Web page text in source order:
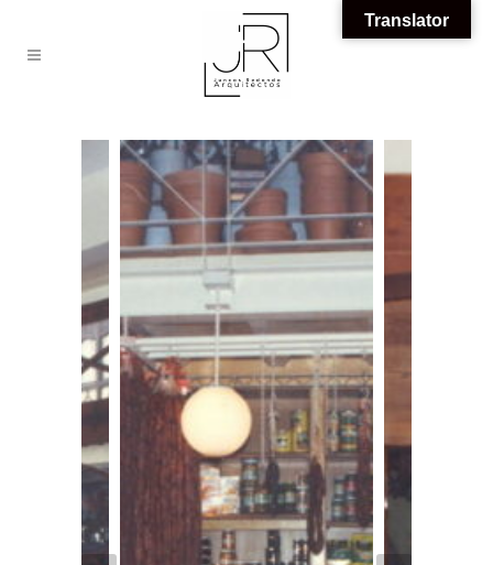
Translator